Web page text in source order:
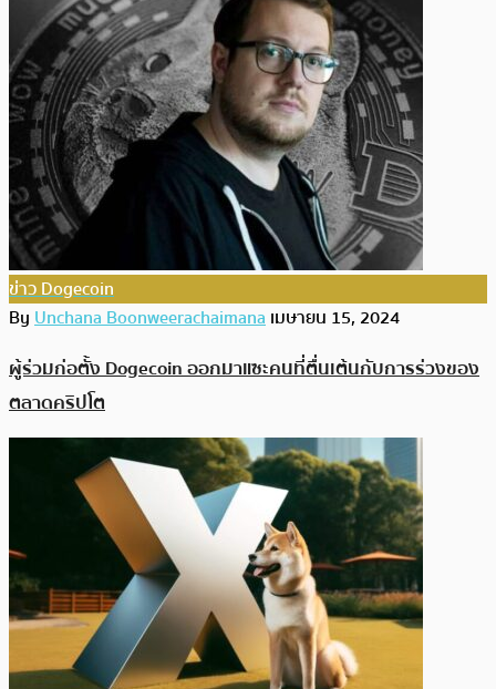
ข่าว Dogecoin
ByUnchana Boonweerachaimanaเมษายน 15, 2024
ผู้ร่วมก่อตั้ง Dogecoin ออกมาแซะคนที่ตื่นเต้นกับการร่วงของ
ตลาดคริปโต